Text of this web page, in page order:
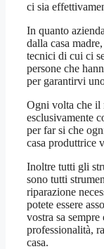
ci sia
In quanto
dalla casa
tecnici di cui ci
persone che
per garantirvi
Ogni volta che il
esclusivamente
per far si che
casa produttrice
Inoltre tutti gli
sono tutti
riparazione
potete essere
vostra sa
professionalità,
casa.